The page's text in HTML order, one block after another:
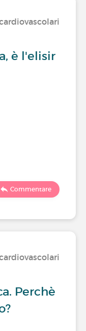
è l'elisir
Commentare
Perchè